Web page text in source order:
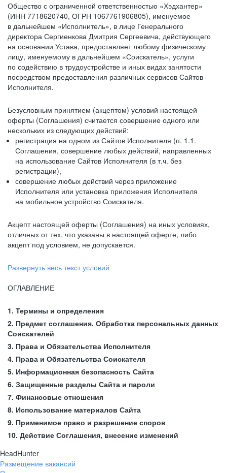
Общество с ограниченной ответственностью «Хэдхантер»
(ИНН 7718620740, ОГРН 1067761906805), именуемое
в дальнейшем «Исполнитель», в лице Генерального
директора Сергиенкова Дмитрия Сергеевича, действующего
на основании Устава, предоставляет любому физическому
лицу, именуемому в дальнейшем «Соискатель», услуги
по содействию в трудоустройстве и иных видах занятости
посредством предоставления различных сервисов Сайтов
Исполнителя.
Безусловным принятием (акцептом) условий настоящей
оферты (Соглашения) считается совершение одного или
нескольких из следующих действий:
регистрация на одном из Сайтов Исполнителя (п. 1.1.
Соглашения, совершение любых действий, направленных
на использование Сайтов Исполнителя (в т.ч. без
регистрации),
совершение любых действий через приложение
Исполнителя или установка приложения Исполнителя
на мобильное устройство Соискателя.
Акцепт настоящей оферты (Соглашения) на иных условиях,
отличных от тех, что указаны в настоящей оферте, либо
акцепт под условием, не допускается.
Развернуть весь текст условий
ОГЛАВЛЕНИЕ
1. Термины и определения
2. Предмет соглашения. Обработка персональных данных
Соискателей
3. Права и Обязательства Исполнителя
4. Права и Обязательства Соискателя
5. Информационная безопасность Сайта
6. Защищенные разделы Сайта и пароли
7. Финансовые отношения
8. Использование материалов Сайта
9. Применимое право и разрешение споров
10. Действие Соглашения, внесение изменений
HeadHunter
Размещение вакансий